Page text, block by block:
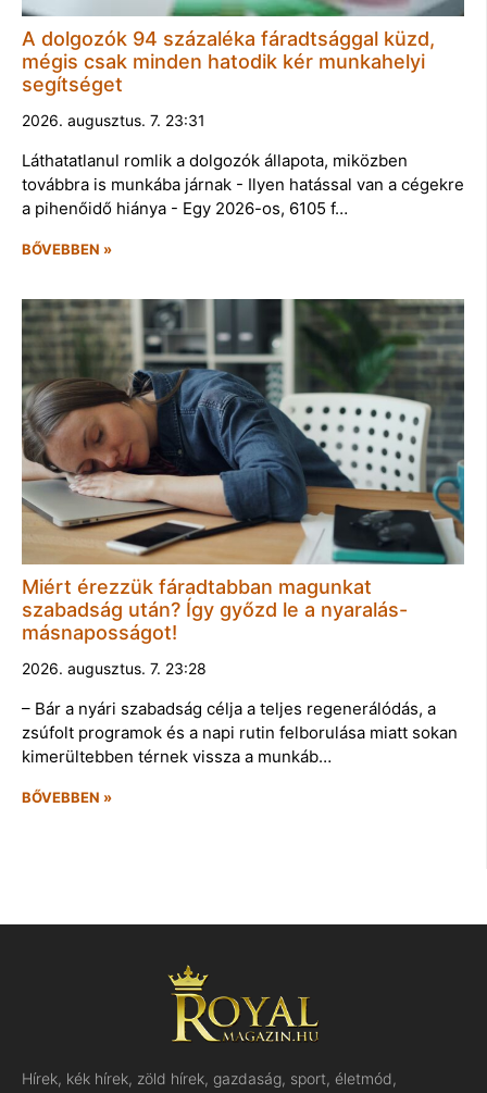
A dolgozók 94 százaléka fáradtsággal küzd,
mégis csak minden hatodik kér munkahelyi
segítséget
2026. augusztus. 7. 23:31
Láthatatlanul romlik a dolgozók állapota, miközben
továbbra is munkába járnak - Ilyen hatással van a cégekre
a pihenőidő hiánya - Egy 2026-os, 6105 f…
BŐVEBBEN »
Miért érezzük fáradtabban magunkat
szabadság után? Így győzd le a nyaralás-
másnaposságot!
2026. augusztus. 7. 23:28
– Bár a nyári szabadság célja a teljes regenerálódás, a
zsúfolt programok és a napi rutin felborulása miatt sokan
kimerültebben térnek vissza a munkáb…
BŐVEBBEN »
Hírek, kék hírek, zöld hírek, gazdaság, sport, életmód,